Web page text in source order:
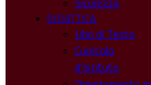
DIDATTICA
Libri di Testo
Curricolo
d’Istituto